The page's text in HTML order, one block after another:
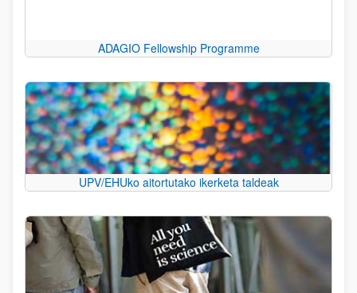
ADAGIO Fellowship Programme
UPV/EHUko aitortutako ikerketa taldeak